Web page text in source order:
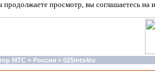
просмотр, вы соглашаетесь на
МТС » Россия » 025mts4ru